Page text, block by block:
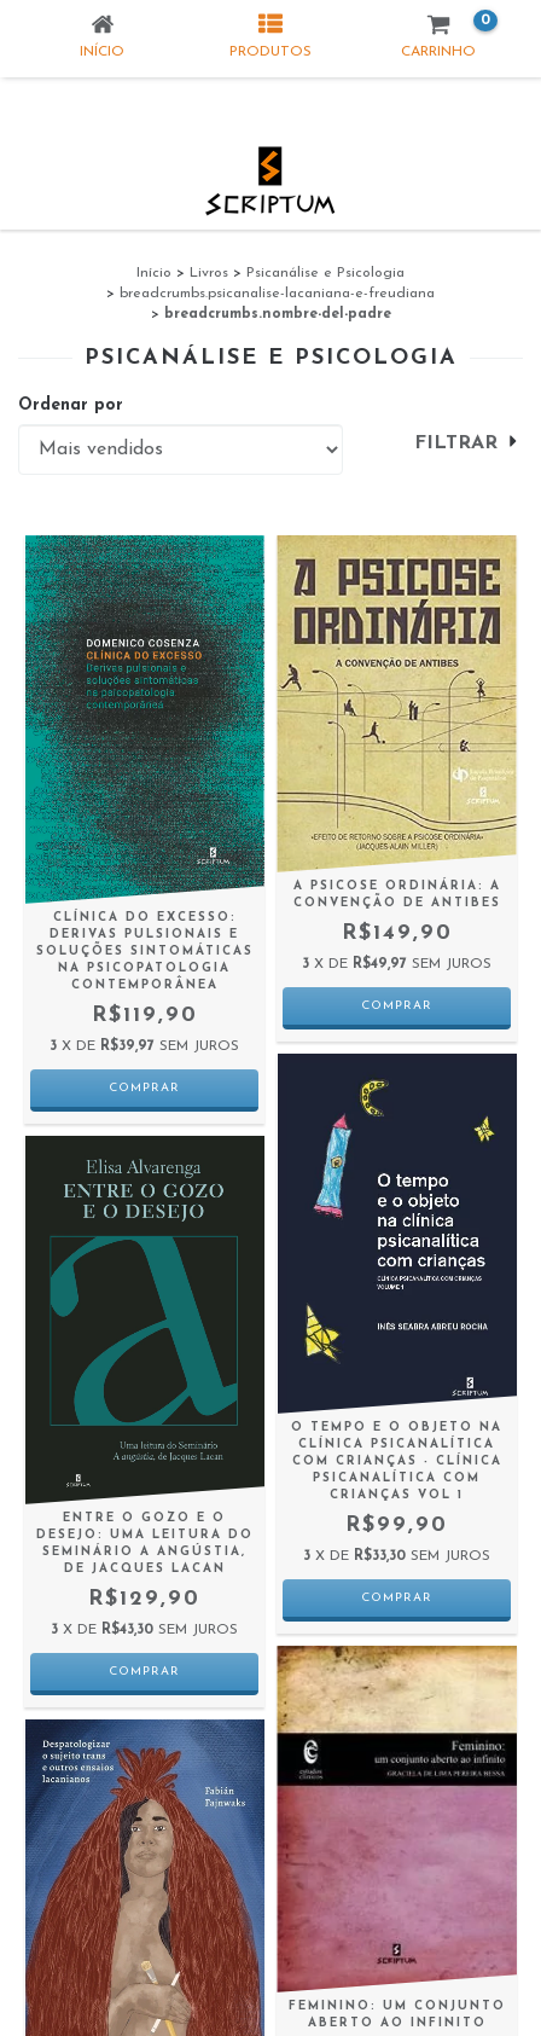
INÍCIO PRODUTOS CARRINHO
0
Início > Livros > Psicanálise e Psicologia
> breadcrumbs.psicanalise-lacaniana-e-freudiana
> breadcrumbs.nombre-del-padre
PSICANÁLISE E PSICOLOGIA
Ordenar por
FILTRAR
CLÍNICA DO EXCESSO:
DERIVAS PULSIONAIS E
SOLUÇÕES SINTOMÁTICAS
NA PSICOPATOLOGIA
CONTEMPORÂNEA
R$119,90
3 X DE R$39,97 SEM JUROS
A PSICOSE ORDINÁRIA: A
CONVENÇÃO DE ANTIBES
R$149,90
3 X DE R$49,97 SEM JUROS
ENTRE O GOZO E O
DESEJO: UMA LEITURA DO
SEMINÁRIO A ANGÚSTIA,
DE JACQUES LACAN
R$129,90
3 X DE R$43,30 SEM JUROS
O TEMPO E O OBJETO NA
CLÍNICA PSICANALÍTICA
COM CRIANÇAS - CLÍNICA
PSICANALÍTICA COM
CRIANÇAS VOL 1
R$99,90
3 X DE R$33,30 SEM JUROS
FEMININO: UM CONJUNTO
ABERTO AO INFINITO